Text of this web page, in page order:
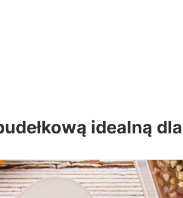
idealną